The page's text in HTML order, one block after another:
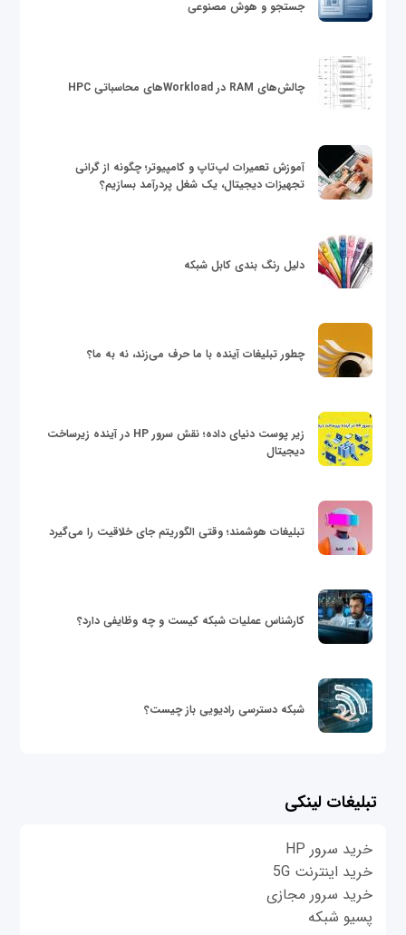
جستجو و هوش مصنوعی
چالش‌های RAM در Workloadهای محاسباتی HPC
آموزش تعمیرات لپ‌تاپ و کامپیوتر؛ چگونه از گرانی
تجهیزات دیجیتال، یک شغل پردرآمد بسازیم؟
دلیل رنگ بندی کابل شبکه
چطور تبلیغات آینده با ما حرف می‌زند، نه به ما؟
زیر پوست دنیای داده؛ نقش سرور HP در آینده زیرساخت
دیجیتال
تبلیغات هوشمند؛ وقتی الگوریتم جای خلاقیت را می‌گیرد
کارشناس عملیات شبکه کیست و چه وظایفی دارد؟
شبکه دسترسی رادیویی باز چیست؟
تبلیغات لینکی
خرید سرور HP
خرید اینترنت 5G
خرید سرور مجازی
پسیو شبکه